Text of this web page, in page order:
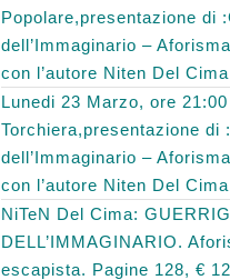
Popolare,presentazione di
dell’Immaginario –
con l’autore Niten Del Cima
Lunedi 23 Marzo, ore
Torchiera,presentazione di
dell’Immaginario –
con l’autore Niten Del Cima
NiTeN Del Cima:
DELL’IMMAGINARIO.
escapista. Pagine 128, €